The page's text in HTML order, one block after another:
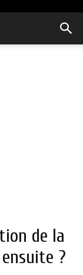
de la
?